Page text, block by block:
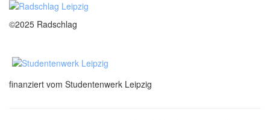
©2025 Radschlag
finanziert vom Studentenwerk Leipzig